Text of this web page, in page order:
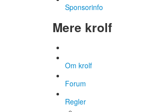
Sponsorinfo
Mere krolf
Om krolf
Forum
Regler